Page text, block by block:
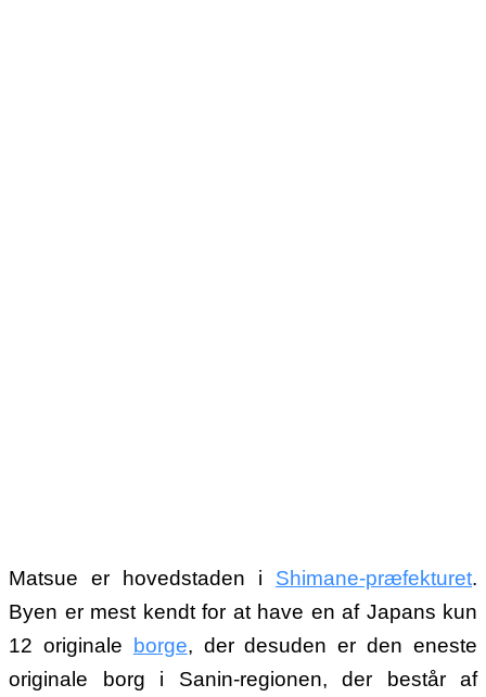
Matsue er hovedstaden i Shimane-præfekturet.
Byen er mest kendt for at have en af Japans kun
12 originale borge, der desuden er den eneste
originale borg i Sanin-regionen, der består af